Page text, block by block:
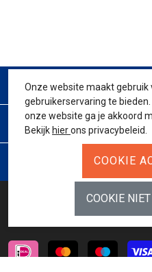
CONTACT
KLANTENSERVICE
Onze website maakt gebruik
gebruikerservaring te
onze website ga je akkoord
Bekijk hierons privacybeleid.